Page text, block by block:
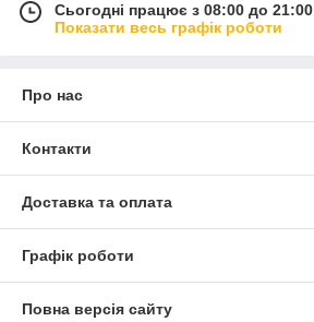
Сьогодні працює з 08:00 до 21:00
Показати весь графік роботи
Про нас
Контакти
Доставка та оплата
Графік роботи
Повна версія сайту